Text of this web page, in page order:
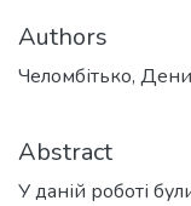
Authors
Челомбітько,
Abstract
У даній роботі